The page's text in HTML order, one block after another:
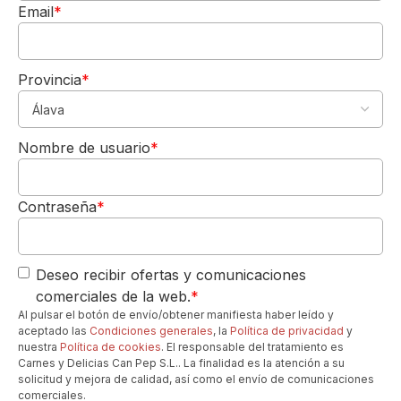
l
il
o
a
s
ui
n
t
a
5,00€
DE REGALO
Para tu 1º pedido
Los quiero-->
Email*
Provincia*
Nombre de usuario*
Contraseña*
Deseo recibir ofertas y comunicaciones
comerciales de la web.*
Al pulsar el botón de envío/obtener manifiesta haber leído y
aceptado las Condiciones generales, la Política de privacidad y
nuestra Política de cookies. El responsable del tratamiento es
Carnes y Delicias Can Pep S.L.. La finalidad es la atención a su
solicitud y mejora de calidad, así como el envío de comunicaciones
comerciales.